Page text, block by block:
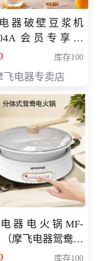
器破壁豆浆机
享价
库存100
飞电器专卖店
器电火锅MF-
（摩飞电器鸳鸯锅
） 会员专享价
库存100